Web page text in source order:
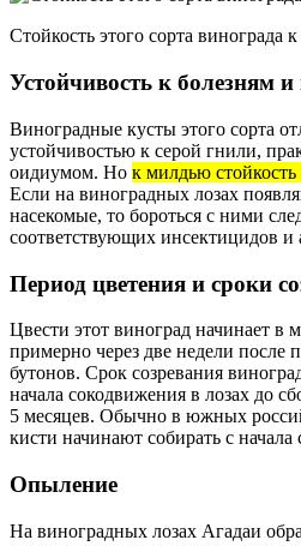
Стойкость этого сорта винограда
Устойчивость к болезням и
Виноградные кусты этого сорта
устойчивостью к серой гнили,
оидиумом. Но к милдью стойкость
Если на виноградных лозах
насекомые, то бороться с ними
соответствующих инсектицидов и
Период цветения и сроки
Цвести этот виноград начинает в
примерно через две недели после
бутонов. Срок созревания
начала сокодвижения в лозах до
5 месяцев. Обычно в южных
кисти начинают собирать с начала
Опыление
На виноградных лозах Агадаи